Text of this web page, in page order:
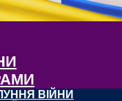
ВІЙНИ